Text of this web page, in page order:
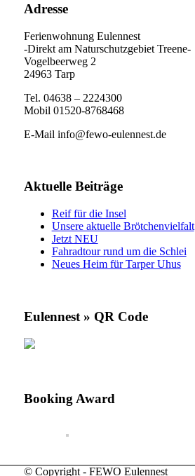
Adresse
Ferienwohnung Eulennest
-Direkt am Naturschutzgebiet Treene-
Vogelbeerweg 2
24963 Tarp
Tel. 04638 – 2224300
Mobil 01520-8768468
E-Mail info@fewo-eulennest.de
Aktuelle Beiträge
Reif für die Insel
Unsere aktuelle Brötchenvielfalt
Jetzt NEU
Fahradtour rund um die Schlei
Neues Heim für Tarper Uhus
Eulennest » QR Code
Booking Award
© Copyright - FEWO Eulennest